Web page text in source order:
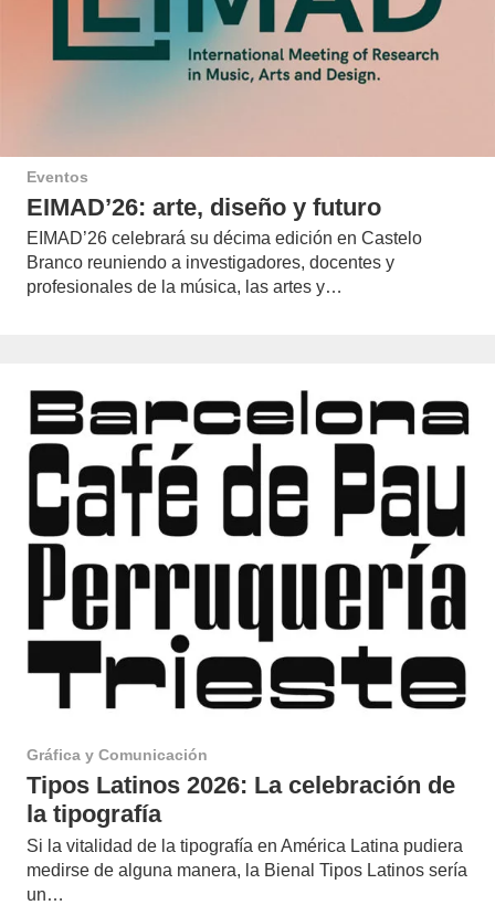
Eventos
EIMAD’26: arte, diseño y futuro
EIMAD’26 celebrará su décima edición en Castelo
Branco reuniendo a investigadores, docentes y
profesionales de la música, las artes y…
Gráfica y Comunicación
Tipos Latinos 2026: La celebración de
la tipografía
Si la vitalidad de la tipografía en América Latina pudiera
medirse de alguna manera, la Bienal Tipos Latinos sería
un…